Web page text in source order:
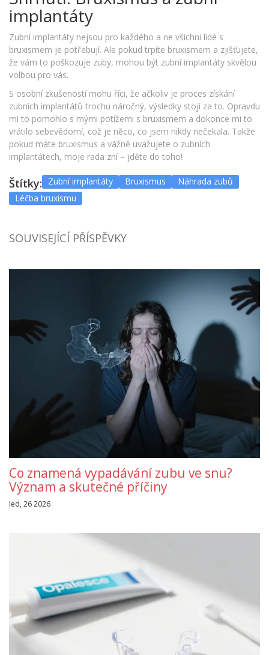
implantáty
Zubní implantáty nejsou pro každého a ne všichni lidé s
bruxismem je potřebují. Ale pokud trpíte bruxismem a zjišťujete,
že vám to poškozuje zuby, mohou být zubní implantáty skvělou
volbou pro vás.
S osobní zkušeností mohu říci, že ačkoliv je proces získání
zubních implantátů trochu náročný, výsledky stojí za to. Opravdu
mi to pomohlo s mými potížemi s bruxismem a dokonce mi to
vrátilo sebevědomí, což je něco, co jsem nikdy nečekala. Takže
pokud máte bruxismus a vážně uvažujete o zubních
implantátech, moje rada zní – jděte do toho!
Štítky: Zubní implantáty Bruxismus
Náhrada zubů
Léčba bruxismu
SOUVISEJÍCÍ PŘÍSPĚVKY
Co znamená vypadávání zubu ve snu?
Význam a skutečné příčiny
led, 26 2026